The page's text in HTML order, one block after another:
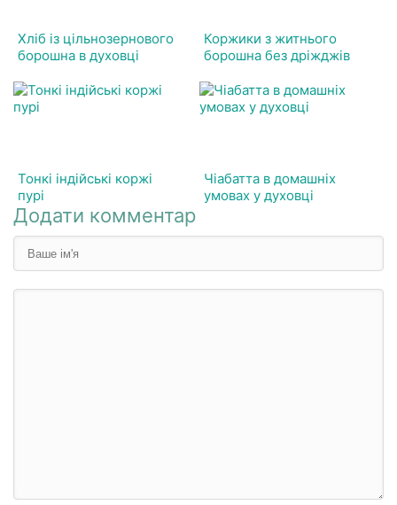
Хліб із цільнозернового
борошна в духовці
Коржики з житнього
борошна без дріжджів
Тонкі індійські коржі
пурі
Чіабатта в домашніх
умовах у духовці
Додати комментар